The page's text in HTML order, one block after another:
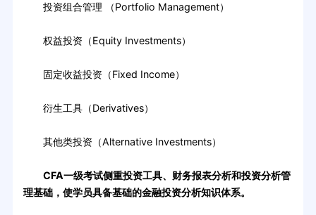
投资组合管理 （Portfolio Management）
权益投资（Equity Investments）
固定收益投资（Fixed Income）
衍生工具（Derivatives）
其他类投资（Alternative Investments）
CFA一级考试侧重投资工具、财务报表分析和投资分析管
理基础，使学员具备基础的金融投资分析知识体系。